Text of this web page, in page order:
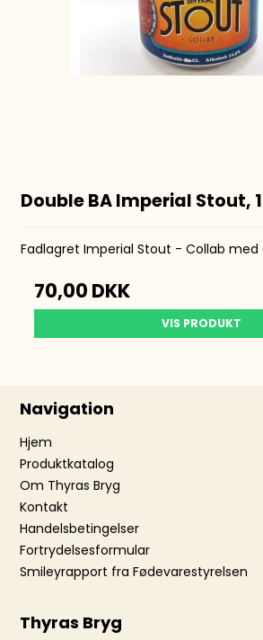
Double BA Imperial Stout,
Fadlagret Imperial Stout - Collab med
70,00 DKK
VIS PRODUKT
Navigation
Hjem
Produktkatalog
Om Thyras Bryg
Kontakt
Handelsbetingelser
Fortrydelsesformular
Smileyrapport fra Fødevarestyrelsen
Thyras Bryg